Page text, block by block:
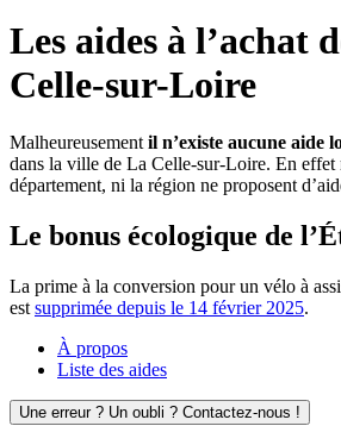
Les aides à l’achat
Celle-sur-Loire
Malheureusement il n’existe aucune aide
dans la ville de La Celle-sur-Loire. En
département, ni la région ne proposent
Le bonus écologique de
La prime à la conversion pour un vélo à
est supprimée depuis le 14 février 2025.
À propos
Liste des aides
Une erreur ? Un oubli ? Contactez-nous !